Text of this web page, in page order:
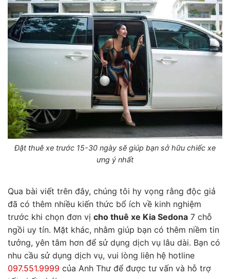
Đặt thuê xe trước 15-30 ngày sẽ giúp bạn sở hữu chiếc xe
ưng ý nhất
Qua bài viết trên đây, chúng tôi hy vọng rằng độc giả
đã có thêm nhiều kiến thức bổ ích về kinh nghiệm
trước khi chọn đơn vị cho thuê xe Kia Sedona 7 chỗ
ngồi uy tín. Mặt khác, nhằm giúp bạn có thêm niềm tin
tưởng, yên tâm hơn để sử dụng dịch vụ lâu dài. Bạn có
nhu cầu sử dụng dịch vụ, vui lòng liên hệ hotline
097.551.9999 của Anh Thư để được tư vấn và hỗ trợ